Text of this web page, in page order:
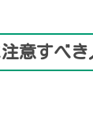
意すべき